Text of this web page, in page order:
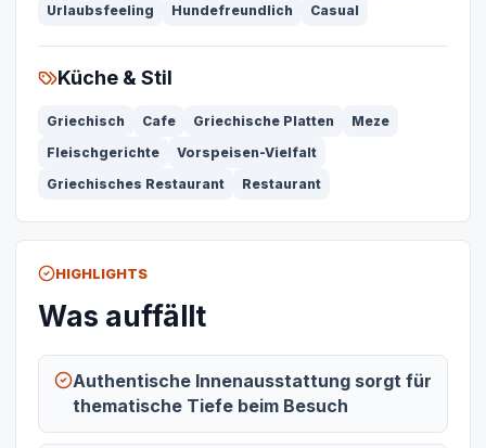
Urlaubsfeeling
Hundefreundlich Casual
Küche & Stil
Griechisch Cafe Griechische Platten
Meze
Fleischgerichte
Vorspeisen-Vielfalt
Griechisches Restaurant
Restaurant
HIGHLIGHTS
Was auffällt
Authentische Innenausstattung sorgt für
thematische Tiefe beim Besuch